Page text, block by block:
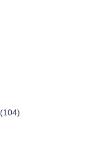
(104)